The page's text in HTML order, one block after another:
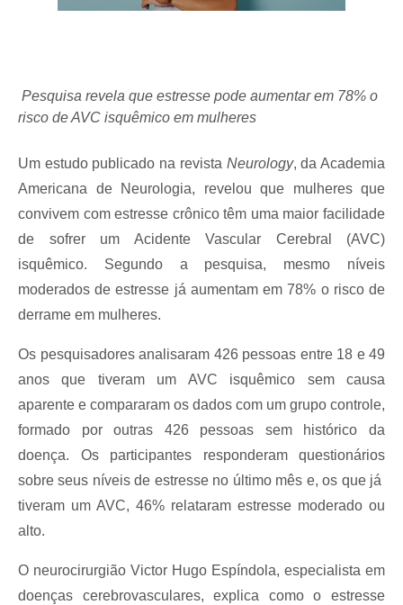
Pesquisa revela que estresse pode aumentar em 78% o
risco de AVC isquêmico em mulheres
Um estudo publicado na revista Neurology, da Academia
Americana de Neurologia, revelou que mulheres que
convivem com estresse crônico têm uma maior facilidade
de sofrer um Acidente Vascular Cerebral (AVC)
isquêmico. Segundo a pesquisa, mesmo níveis
moderados de estresse já aumentam em 78% o risco de
derrame em mulheres.
Os pesquisadores analisaram 426 pessoas entre 18 e 49
anos que tiveram um AVC isquêmico sem causa
aparente e compararam os dados com um grupo controle,
formado por outras 426 pessoas sem histórico da
doença. Os participantes responderam questionários
sobre seus níveis de estresse no último mês e, os que já
tiveram um AVC, 46% relataram estresse moderado ou
alto.
O neurocirurgião Victor Hugo Espíndola, especialista em
doenças cerebrovasculares, explica como o estresse